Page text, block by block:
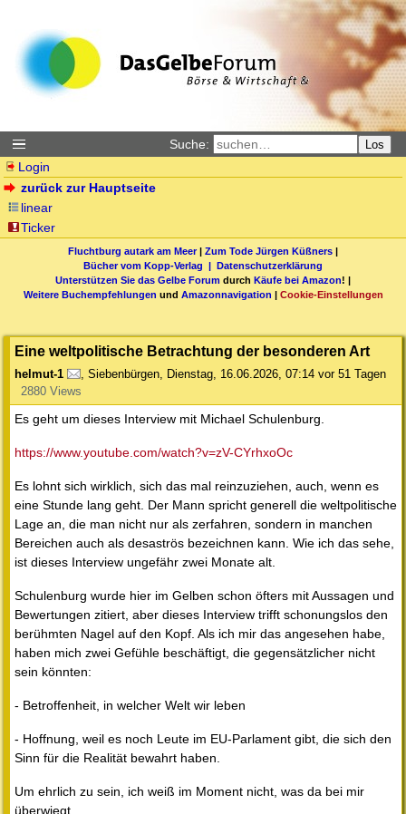
Suche: Los
Login
zurück zur Hauptseite
linear
Ticker
Fluchtburg autark am Meer| Zum Tode Jürgen Küßners |
Bücher vom Kopp-Verlag | Datenschutzerklärung
Unterstützen Sie das Gelbe Forum durch Käufe bei Amazon! |
Weitere Buchempfehlungen und Amazonnavigation | Cookie-Einstellungen
Eine weltpolitische Betrachtung der besonderen Art
helmut-1 , Siebenbürgen, Dienstag, 16.06.2026, 07:14 vor 51 Tagen
2880 Views
Es geht um dieses Interview mit Michael Schulenburg.
https://www.youtube.com/watch?v=zV-CYrhxoOc
Es lohnt sich wirklich, sich das mal reinzuziehen, auch, wenn es
eine Stunde lang geht. Der Mann spricht generell die weltpolitische
Lage an, die man nicht nur als zerfahren, sondern in manchen
Bereichen auch als desaströs bezeichnen kann. Wie ich das sehe,
ist dieses Interview ungefähr zwei Monate alt.
Schulenburg wurde hier im Gelben schon öfters mit Aussagen und
Bewertungen zitiert, aber dieses Interview trifft schonungslos den
berühmten Nagel auf den Kopf. Als ich mir das angesehen habe,
haben mich zwei Gefühle beschäftigt, die gegensätzlicher nicht
sein könnten:
- Betroffenheit, in welcher Welt wir leben
- Hoffnung, weil es noch Leute im EU-Parlament gibt, die sich den
Sinn für die Realität bewahrt haben.
Um ehrlich zu sein, ich weiß im Moment nicht, was da bei mir
überwiegt.